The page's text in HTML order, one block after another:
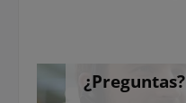
¿Preguntas?